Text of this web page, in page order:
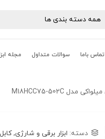
تماس باما سوالات متداول مجله
دسته: ابزار برقی و شارژی,